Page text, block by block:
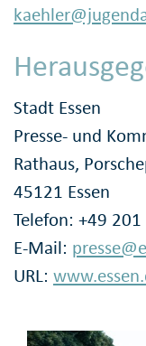
Stadt Essen
Presse- und
Rathaus,
45121 Essen
Telefon: +49 201
E-Mail:
URL: